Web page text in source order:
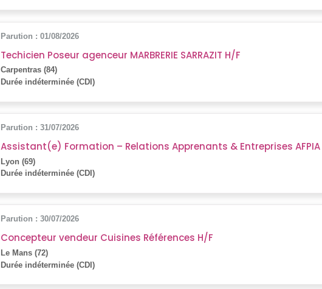
Parution : 01/08/2026
Techicien Poseur agenceur MARBRERIE SARRAZIT H/F
Carpentras (84)
Durée indéterminée (CDI)
Parution : 31/07/2026
Assistant(e) Formation – Relations Apprenants & Entreprises AFPIA
Lyon (69)
Durée indéterminée (CDI)
Parution : 30/07/2026
Concepteur vendeur Cuisines Références H/F
Le Mans (72)
Durée indéterminée (CDI)